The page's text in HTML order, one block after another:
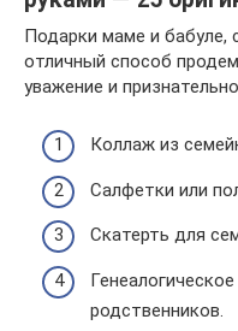
Подарки маме и бабуле,
отличный способ
уважение и
Коллаж из
Салфетки или
Скатерть для
родственников.